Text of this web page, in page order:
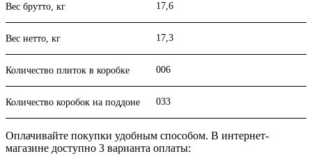
Вес брутто, кг 17,6
Вес нетто, кг 17,3
Количество плиток в коробке 006
Количество коробок на поддоне 033
Оплачивайте покупки удобным способом. В интернет-
магазине доступно 3 варианта оплаты: